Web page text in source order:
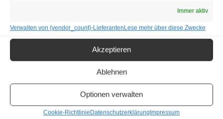
Immer aktiv
Verwalten von {vendor_count}-LieferantenLese mehr über diese Zwecke
Akzeptieren
Ablehnen
Optionen verwalten
Cookie-RichtlinieDatenschutzerklärungImpressum
13:00 - 18:30
Eintritt:
Veranstaltungskateg
Konferenz